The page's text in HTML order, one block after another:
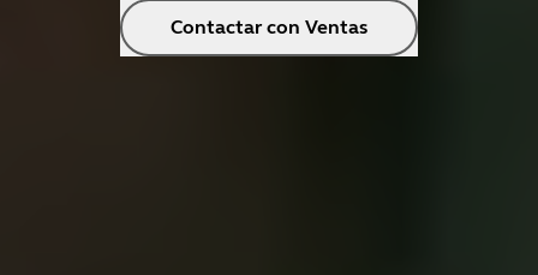
Contactar con Ventas